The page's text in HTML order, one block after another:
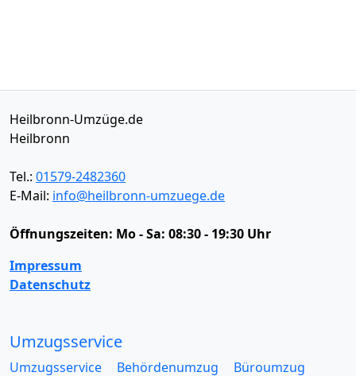
Heilbronn-Umzüge.de
Heilbronn
Tel.: 01579-2482360
E-Mail: info@heilbronn-umzuege.de
Öffnungszeiten: Mo - Sa: 08:30 - 19:30 Uhr
Impressum
Datenschutz
Umzugsservice
Umzugsservice Behördenumzug
Büroumzug